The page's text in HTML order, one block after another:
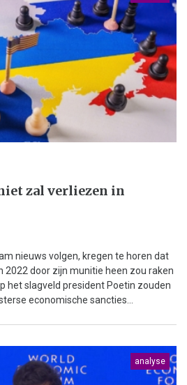
zal verliezen in
nieuws volgen, kregen te horen dat
2022 door zijn munitie heen zou raken
het slagveld president Poetin zouden
economische sancties...
analyse